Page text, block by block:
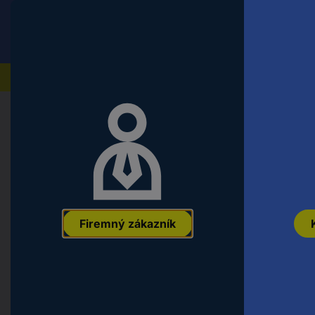
Firemný zákazník
Náradie a dielňa Montážny a upevňovací
TOOLCRAFT TO-5453343
šesťhran mosaz 50 ks
4053199888726 Označenie výrobcu: